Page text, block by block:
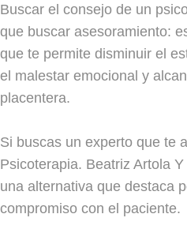
Buscar el consejo de un
que buscar asesoramiento:
que te permite disminuir el
el malestar emocional y
placentera.
Si buscas un experto que te
Psicoterapia. Beatriz Artola
una alternativa que destaca
compromiso con el paciente.